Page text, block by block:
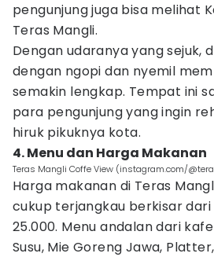
pengunjung juga bisa melihat
Teras Mangli.
Dengan udaranya yang sejuk,
dengan ngopi dan nyemil
semakin lengkap. Tempat ini
para pengunjung yang ingin
hiruk pikuknya kota.
4. Menu dan Harga Makanan
Teras Mangli Coffe View (instagram.com/
Harga makanan di Teras
cukup terjangkau berkisar dari
25.000. Menu andalan dari
Susu, Mie Goreng Jawa,